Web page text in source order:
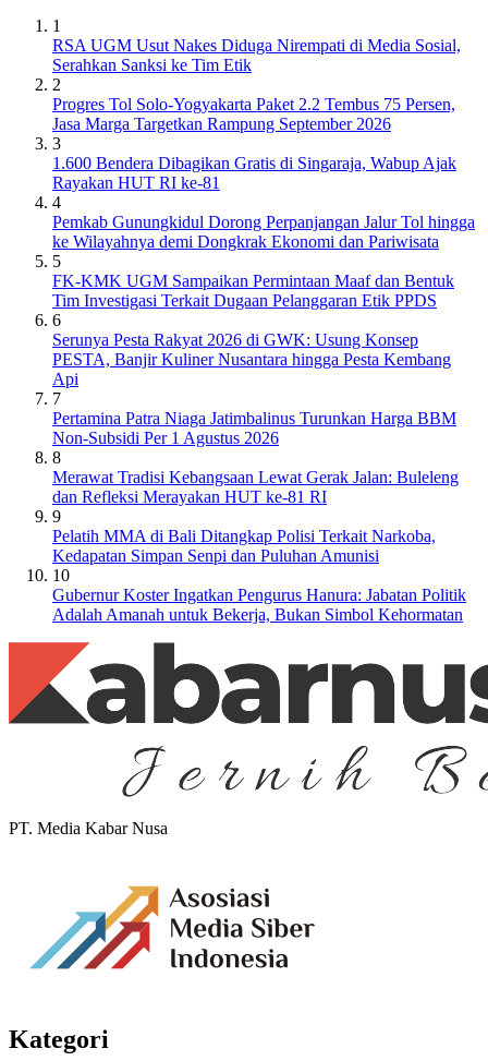
1
RSA UGM Usut Nakes Diduga Nirempati di Media Sosial,
Serahkan Sanksi ke Tim Etik
2
Progres Tol Solo-Yogyakarta Paket 2.2 Tembus 75 Persen,
Jasa Marga Targetkan Rampung September 2026
3
1.600 Bendera Dibagikan Gratis di Singaraja, Wabup Ajak
Rayakan HUT RI ke-81
4
Pemkab Gunungkidul Dorong Perpanjangan Jalur Tol hingga
ke Wilayahnya demi Dongkrak Ekonomi dan Pariwisata
5
FK-KMK UGM Sampaikan Permintaan Maaf dan Bentuk
Tim Investigasi Terkait Dugaan Pelanggaran Etik PPDS
6
Serunya Pesta Rakyat 2026 di GWK: Usung Konsep
PESTA, Banjir Kuliner Nusantara hingga Pesta Kembang
Api
7
Pertamina Patra Niaga Jatimbalinus Turunkan Harga BBM
Non-Subsidi Per 1 Agustus 2026
8
Merawat Tradisi Kebangsaan Lewat Gerak Jalan: Buleleng
dan Refleksi Merayakan HUT ke-81 RI
9
Pelatih MMA di Bali Ditangkap Polisi Terkait Narkoba,
Kedapatan Simpan Senpi dan Puluhan Amunisi
10
Gubernur Koster Ingatkan Pengurus Hanura: Jabatan Politik
Adalah Amanah untuk Bekerja, Bukan Simbol Kehormatan
PT. Media Kabar Nusa
Kategori